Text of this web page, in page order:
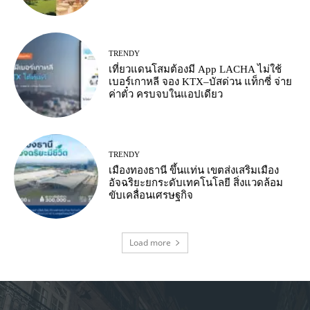
TRENDY
เที่ยวแดนโสมต้องมี App LACHA ไม่ใช้
เบอร์เกาหลี จอง KTX–บัสด่วน แท็กซี่ จ่าย
ค่าตั๋ว ครบจบในแอปเดียว
TRENDY
เมืองทองธานี ขึ้นแท่น เขตส่งเสริมเมือง
อัจฉริยะยกระดับเทคโนโลยี สิ่งแวดล้อม
ขับเคลื่อนเศรษฐกิจ
Load more